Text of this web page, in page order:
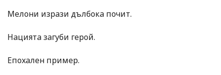
Мелони изрази дълбока почит.
Нацията загуби герой.
Епохален пример.